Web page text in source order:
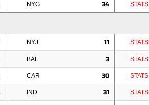
NYG 34 STATS
NYJ 11 STATS
BAL 3 STATS
CAR 30 STATS
IND 31 STATS